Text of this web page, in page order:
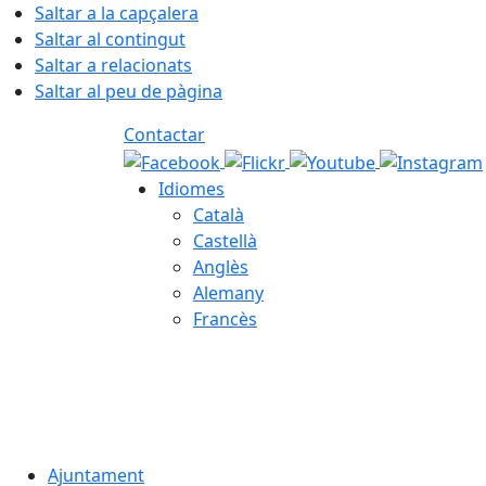
Saltar a la capçalera
Saltar al contingut
Saltar a relacionats
Saltar al peu de pàgina
Contactar
Idiomes
Català
Castellà
Anglès
Alemany
Francès
Ajuntament